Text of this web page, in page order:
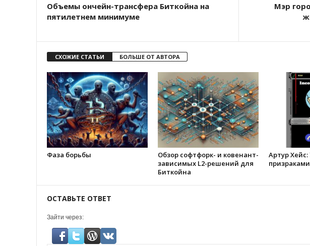
Объемы ончейн-трансфера Биткойна на
пятилетнем минимуме
Mэp
СХОЖИЕ СТАТЬИ БОЛЬШЕ ОТ АВТОРА
Фаза борьбы
Обзор софтфорк- и ковенант-
зависимых L2-решений для
Биткойна
Артур
призраками
ОСТАВЬТЕ ОТВЕТ
Зайти через: